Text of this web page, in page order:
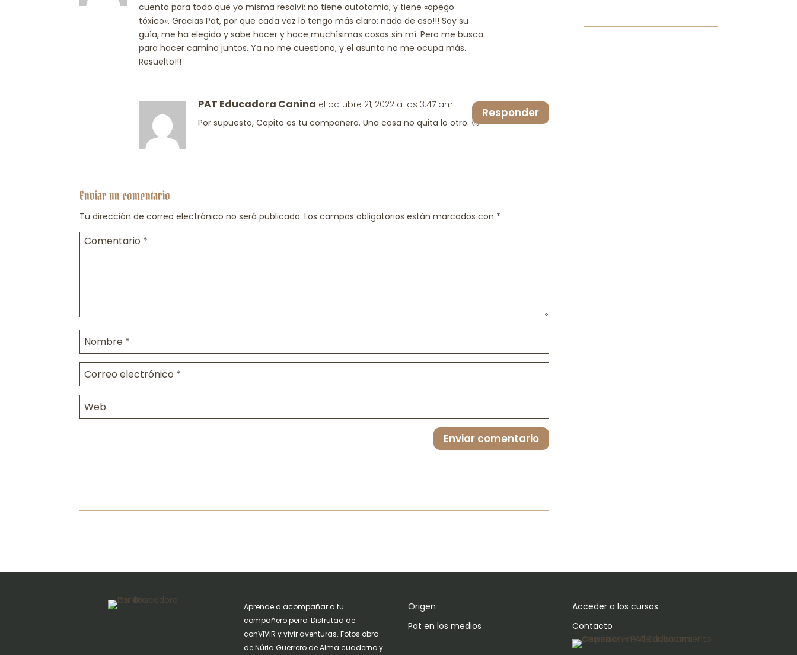
cuenta para todo que yo misma resolví: no tiene autotomia, y tiene «apego
tóxico». Gracias Pat, por que cada vez lo tengo más claro: nada de eso!!! Soy su
guía, me ha elegido y sabe hacer y hace muchísimas cosas sin mí. Pero me busca
para hacer camino juntos. Ya no me cuestiono, y el asunto no me ocupa más.
Resuelto!!!
PAT Educadora Canina el octubre 21, 2022 a las 3:47 am
Por supuesto, Copito es tu compañero. Una cosa no quita lo otro. 🙂
Responder
Enviar un comentario
Tu dirección de correo electrónico no será publicada. Los campos obligatorios están marcados con *
Enviar comentario
Aprende a acompañar a tu
compañero perro. Disfrutad de
conVIVIR y vivir aventuras. Fotos obra
de Núria Guerrero de Alma cuaderno y
Origen
Pat en los medios
Acceder a los cursos
Contacto